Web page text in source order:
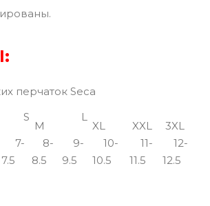
перчаток Seca
S
M
L
XL XXL
3XL
7-
7.5
8-
8.5
9-
9.5
10-
10.5
11-
11.5
12-
12.5